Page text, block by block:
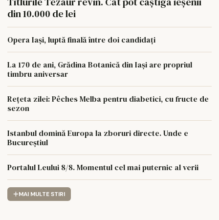
din 10.000 de lei
Opera Iași, luptă finală între doi candidați
La 170 de ani, Grădina Botanică din Iași are propriul
timbru aniversar
Rețeta zilei: Pêches Melba pentru diabetici, cu fructe de
sezon
Istanbul domină Europa la zboruri directe. Unde e
Bucureștiul
Portalul Leului 8/8. Momentul cel mai puternic al verii
MAI MULTE STIRI